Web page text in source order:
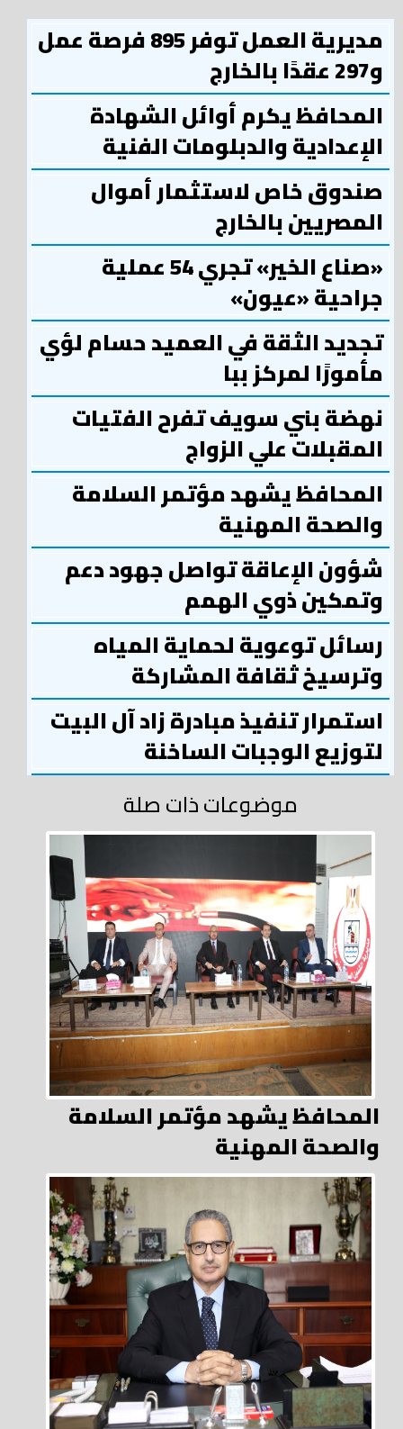
مديرية العمل توفر 895 فرصة عمل
و297 عقدًا بالخارج
المحافظ يكرم أوائل الشهادة
الإعدادية والدبلومات الفنية
صندوق خاص لاستثمار أموال
المصريين بالخارج
«صناع الخير» تجري 54 عملية
جراحية «عيون»
تجديد الثقة في العميد حسام لؤي
مأمورًا لمركز ببا
نهضة بني سويف تفرح الفتيات
المقبلات علي الزواج
المحافظ يشهد مؤتمر السلامة
والصحة المهنية
شؤون الإعاقة تواصل جهود دعم
وتمكين ذوي الهمم
رسائل توعوية لحماية المياه
وترسيخ ثقافة المشاركة
استمرار تنفيذ مبادرة زاد آل البيت
لتوزيع الوجبات الساخنة
موضوعات ذات صلة
المحافظ يشهد مؤتمر السلامة
والصحة المهنية